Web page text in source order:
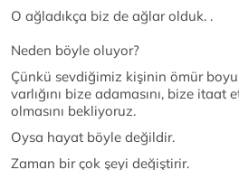
O ağladıkça biz de ağlar olduk. .
Neden böyle oluyor?
Çünkü sevdiğimiz kişinin ömür
varlığını bize adamasını, bize itaat
olmasını bekliyoruz.
Oysa hayat böyle değildir.
Zaman bir çok şeyi değiştirir.